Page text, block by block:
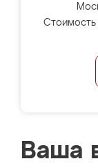
Стоимость
Ваша